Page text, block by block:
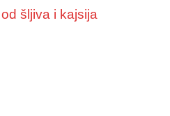
šljiva i kajsija